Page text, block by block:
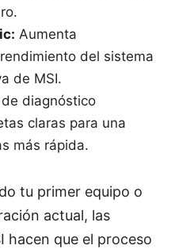
Aumenta
del sistema
de MSI.
de diagnóstico
claras para una
más rápida.
tu primer equipo o
actual, las
hacen que el proceso